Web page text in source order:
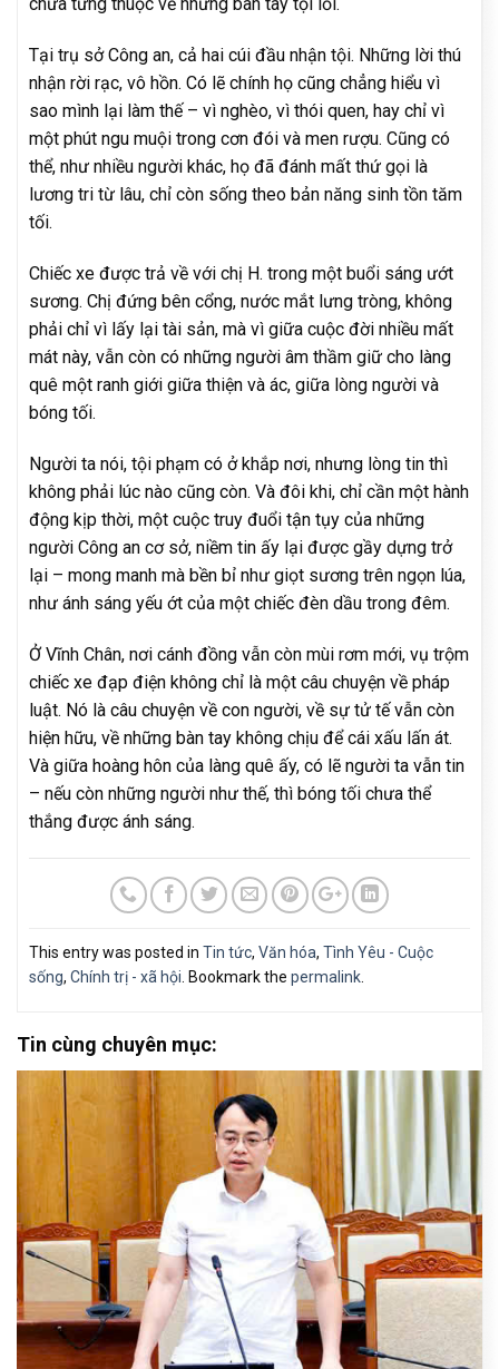
chưa từng thuộc về những bàn tay tội lỗi.
Tại trụ sở Công an, cả hai cúi đầu nhận tội. Những lời thú
nhận rời rạc, vô hồn. Có lẽ chính họ cũng chẳng hiểu vì
sao mình lại làm thế – vì nghèo, vì thói quen, hay chỉ vì
một phút ngu muội trong cơn đói và men rượu. Cũng có
thể, như nhiều người khác, họ đã đánh mất thứ gọi là
lương tri từ lâu, chỉ còn sống theo bản năng sinh tồn tăm
tối.
Chiếc xe được trả về với chị H. trong một buổi sáng ướt
sương. Chị đứng bên cổng, nước mắt lưng tròng, không
phải chỉ vì lấy lại tài sản, mà vì giữa cuộc đời nhiều mất
mát này, vẫn còn có những người âm thầm giữ cho làng
quê một ranh giới giữa thiện và ác, giữa lòng người và
bóng tối.
Người ta nói, tội phạm có ở khắp nơi, nhưng lòng tin thì
không phải lúc nào cũng còn. Và đôi khi, chỉ cần một hành
động kịp thời, một cuộc truy đuổi tận tụy của những
người Công an cơ sở, niềm tin ấy lại được gầy dựng trở
lại – mong manh mà bền bỉ như giọt sương trên ngọn lúa,
như ánh sáng yếu ớt của một chiếc đèn dầu trong đêm.
Ở Vĩnh Chân, nơi cánh đồng vẫn còn mùi rơm mới, vụ trộm
chiếc xe đạp điện không chỉ là một câu chuyện về pháp
luật. Nó là câu chuyện về con người, về sự tử tế vẫn còn
hiện hữu, về những bàn tay không chịu để cái xấu lấn át.
Và giữa hoàng hôn của làng quê ấy, có lẽ người ta vẫn tin
– nếu còn những người như thế, thì bóng tối chưa thể
thắng được ánh sáng.
This entry was posted in Tin tức, Văn hóa, Tình Yêu - Cuộc
sống, Chính trị - xã hội. Bookmark the permalink.
Tin cùng chuyên mục: